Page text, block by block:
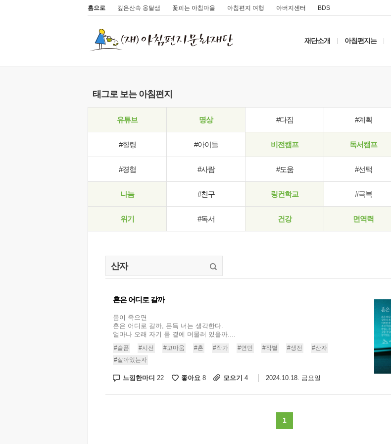
홈으로 깊은산속 옹달샘 꽃피는 아침마을 아침편지 여행 아버지센터 BDS
재단소개 아침편지는
태그로 보는 아침편지
유튜브 명상 #다짐 #계획
#힐링 #아이들 비전캠프 독서캠프
#경험 #사람 #도움 #선택
나눔 #친구 링컨학교 #극복
위기 #독서 건강 면역력
혼은 어디로 갈까
몸이 죽으면
혼은 어디로 갈까, 문득 너는 생각한다.
얼마나 오래 자기 몸 곁에 머물러 있을까....
#슬픔 #시선 #고마움 #혼 #작가 #연민 #작별 #생전
#산자
#살아있는자
느낌한마디 22 좋아요 8 모으기 4 2024.10.18. 금요일
1